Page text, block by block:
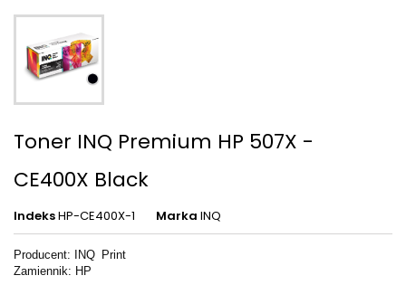
Toner INQ Premium HP 507X -
CE400X Black
IndeksHP-CE400X-1 Marka INQ
Producent: INQ Print
Zamiennik: HP